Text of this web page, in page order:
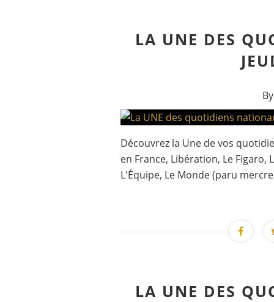
LA UNE DES
Découvrez la Une de vos
en France, Libération, Le Figaro,
L'Équipe, Le Monde (paru
LA UNE DES